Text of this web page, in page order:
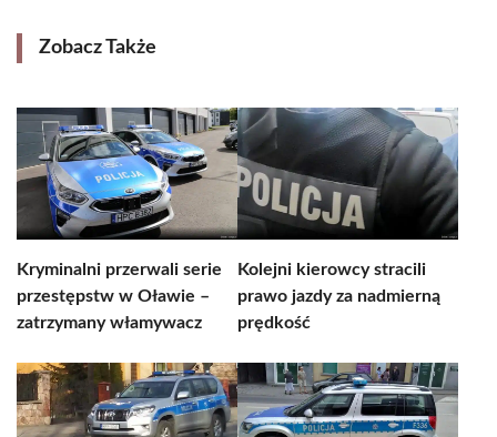
Zobacz Także
Kryminalni przerwali serie
przestępstw w Oławie –
zatrzymany włamywacz
Kolejni kierowcy stracili
prawo jazdy za nadmierną
prędkość